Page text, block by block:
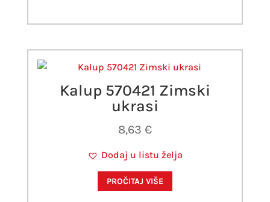
Kalup 570421 Zimski
ukrasi
8,63 €
Dodaj u listu želja
PROČITAJ VIŠE